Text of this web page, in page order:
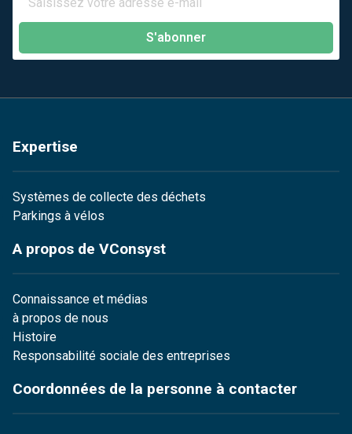
S'abonner
Expertise
Systèmes de collecte des déchets
Parkings à vélos
A propos de VConsyst
Connaissance et médias
à propos de nous
Histoire
Responsabilité sociale des entreprises
Coordonnées de la personne à contacter